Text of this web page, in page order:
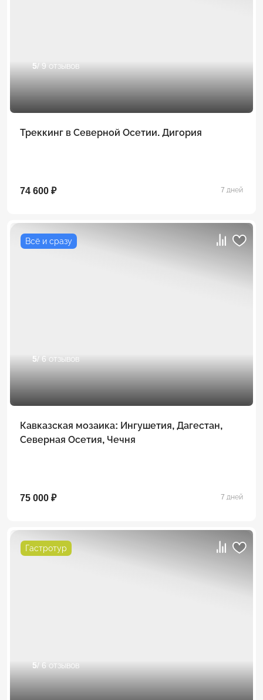
5/ 9 отзывов
Треккинг в Северной Осетии. Дигория
74 600 ₽ 7 дней
Всё и сразу
5/ 6 отзывов
Кавказская мозаика: Ингушетия, Дагестан,
Северная Осетия, Чечня
75 000 ₽ 7 дней
Гастротур
5/ 6 отзывов